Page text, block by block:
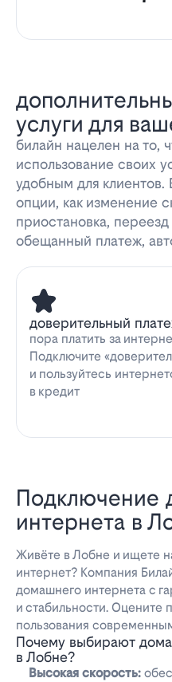
услуги для
билайн нацелен на то,
использование своих
удобным для клиентов.
опции, как изменение
приостановка,
обещанный платеж,
доверительный
пора платить за
Подключите
и пользуйтесь
в кредит
Подключение
интернета в
Живёте в Лобне и ищете
интернет? Компания
домашнего интернета с
и стабильности. Оцените
пользования
Почему выбирают
в Лобне?
Высокая скорость: